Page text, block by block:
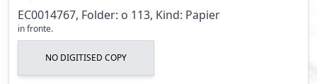
EC0014767, Folder: o 113, Kind: Papier
in fronte.
NO DIGITISED COPY